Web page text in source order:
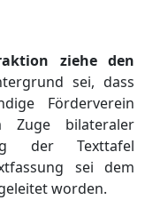
ziehe den
sei, dass
Förderverein
Zuge bilateraler
der Texttafel
sei dem
worden.